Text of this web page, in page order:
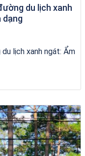
du lịch xanh
dạng
lịch xanh ngát: Ẩm